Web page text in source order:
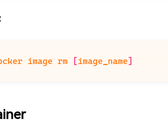
image rm [image_name]